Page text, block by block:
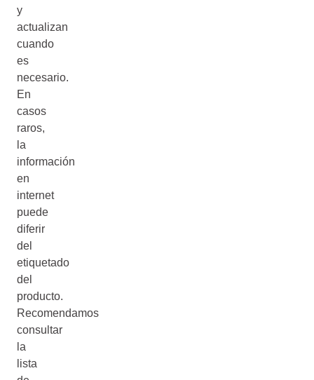
y
actualizan
cuando
es
necesario.
En
casos
raros,
la
información
en
internet
puede
diferir
del
etiquetado
del
producto.
Recomendamos
consultar
la
lista